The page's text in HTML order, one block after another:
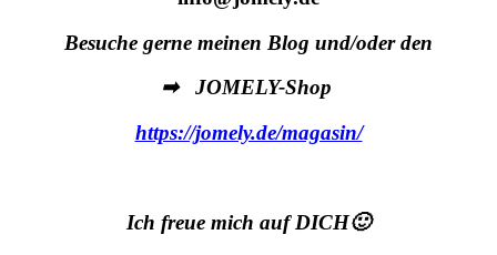
Besuche gerne meinen Blog und/oder den
➡ JOMELY-Shop
https://jomely.de/magasin/
Ich freue mich auf DICH🙂